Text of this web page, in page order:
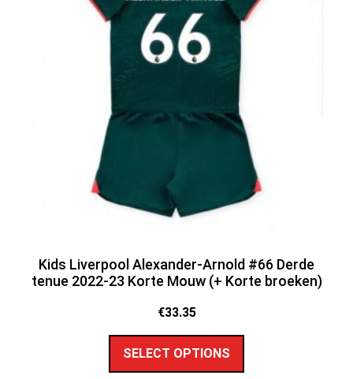
Kids Liverpool Alexander-Arnold #66 Derde
tenue 2022-23 Korte Mouw (+ Korte broeken)
€33.35
SELECT OPTIONS